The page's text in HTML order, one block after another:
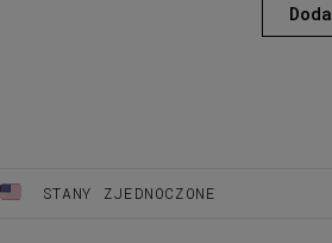
STANY ZJEDNOCZONE